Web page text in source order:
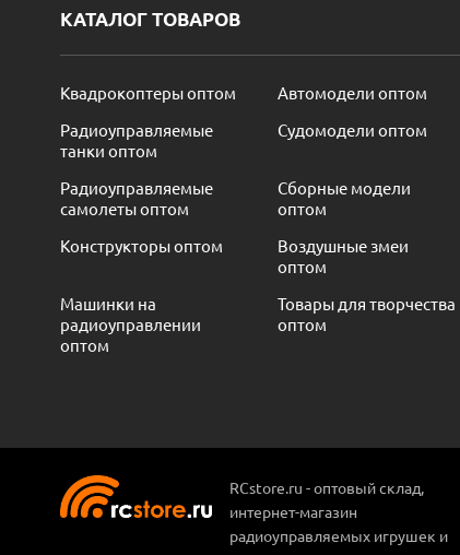
КАТАЛОГ ТОВАРОВ
Квадрокоптеры оптом
Автомодели оптом
Радиоуправляемые
танки оптом
Судомодели оптом
Радиоуправляемые
самолеты оптом
Сборные модели
оптом
Конструкторы оптом
Воздушные змеи
оптом
Машинки на
радиоуправлении
оптом
Товары для творчества
оптом
RCstore.ru - оптовый склад,
интернет-магазин
радиоуправляемых игрушек и